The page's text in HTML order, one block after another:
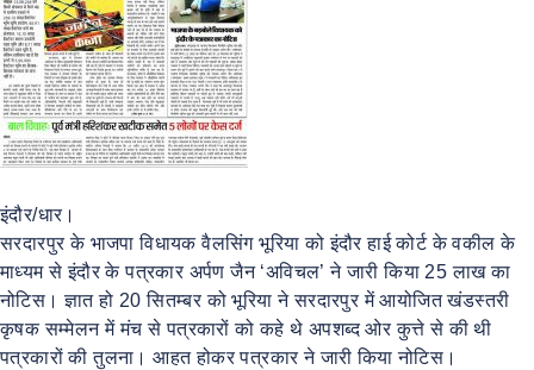
इंदौर/धार।
सरदारपुर के भाजपा विधायक वैलसिंग भूरिया को इंदौर हाई कोर्ट के वकील के
माध्यम से इंदौर के पत्रकार अर्पण जैन ‘अविचल’ ने जारी किया 25 लाख का
नोटिस। ज्ञात हो 20 सितम्बर को भूरिया ने सरदारपुर में आयोजित खंडस्तरी
कृषक सम्मेलन में मंच से पत्रकारों को कहे थे अपशब्द ओर कुत्ते से की थी
पत्रकारों की तुलना। आहत होकर पत्रकार ने जारी किया नोटिस।